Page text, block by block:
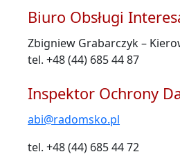
Biuro Obsługi
Zbigniew Grabarczyk –
tel. +48 (44) 685 44 87
Inspektor Ochrony
abi@radomsko.pl
tel. +48 (44) 685 44 72